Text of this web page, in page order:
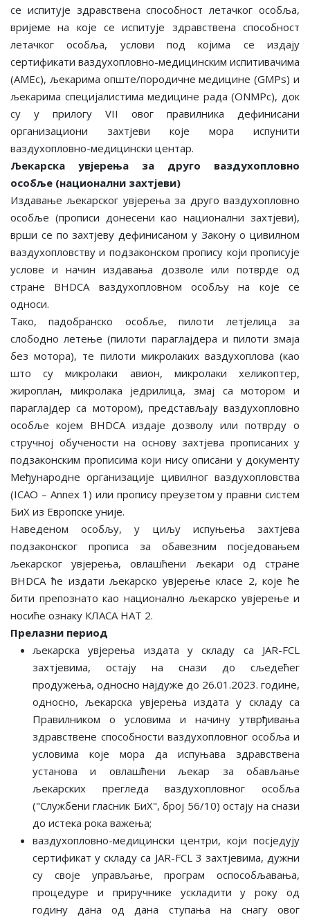
се испитује здравствена способност летачког особља,
вријеме на које се испитује здравствена способност
летачког особља, услови под којима се издају
сертификати ваздухопловно-медицинским испитивачима
(AMEс), љекарима опште/породичне медицине (GMPs) и
љекарима специјалистима медицине рада (ONMPс), док
су у прилогу VII овог правилника дефинисани
организациони захтјеви које мора испунити
ваздухопловно-медицински центар.
Љекарска увјерења за друго ваздухопловно
особље (национални захтјеви)
Издавање љекарског увјерења за друго ваздухопловно
особље (прописи донесени као национални захтјеви),
врши се по захтјеву дефинисаном у Закону о цивилном
ваздухопловству и подзаконском пропису који прописује
услове и начин издавања дозволе или потврде од
стране BHDCA ваздухопловном особљу на које се
односи.
Тако, падобранско особље, пилоти летјелица за
слободно летење (пилоти параглајдера и пилоти змаја
без мотора), те пилоти микролаких ваздухоплова (као
што су микролаки авион, микролаки хеликоптер,
жироплан, микролака једрилица, змај са мотором и
параглајдер са мотором), представљају ваздухопловно
особље којeм BHDCA издаје дозволу или потврду о
стручној обучености на основу захтјева прописаних у
подзаконским прописима који нису описани у документу
Међународне организације цивилног ваздухопловства
(ICAO – Annex 1) или пропису преузетом у правни систем
БиХ из Европске уније.
Наведеном особљу, у циљу испуњења захтјева
подзаконског прописа за обавезним посједовањем
љекарског увјерења, овлашћени љекари од стране
BHDCA ће издати љекарско увјерење класе 2, које ће
бити препознато као национално љекарско увјерење и
носиће ознаку КЛАСА НАТ 2.
Прелазни период
љекарска увјерења издата у складу са JAR-FCL
захтјевима, остају на снази до сљедећег
продужења, односно најдуже до 26.01.2023. године,
односно, љекарска увјерења издата у складу са
Правилником о условима и начину утврђивања
здравствене способности ваздухопловног особља и
условима које мора да испуњава здравствена
установа и овлашћени љекар за обављање
љекарских прегледа ваздухопловног особља
("Службени гласник БиХ", број 56/10) остају на снази
до истека рока важења;
ваздухопловно-медицински центри, који посједују
сертификат у складу са JAR-FCL 3 захтјевима, дужни
су своје управљање, програм оспособљавања,
процедуре и приручнике ускладити у року од
годину дана од дана ступања на снагу овог